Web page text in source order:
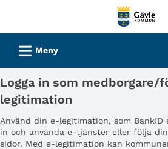
tjänster
Gävle
kommun
L Meny
Logga in som medborgare/
legitimation
Använd din e-legitimation, som BankID
in och använda e-tjänster eller följa
sidor. Med e-legitimation kan